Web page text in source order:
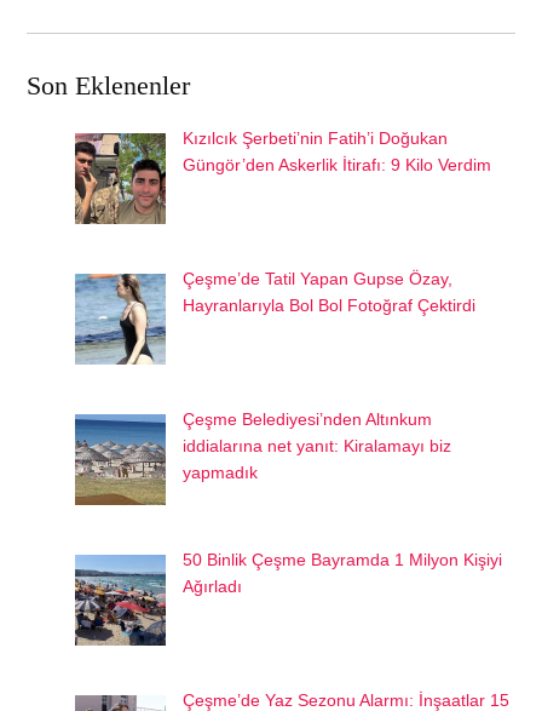
Son Eklenenler
Kızılcık Şerbeti’nin Fatih’i Doğukan
Güngör’den Askerlik İtirafı: 9 Kilo Verdim
Çeşme’de Tatil Yapan Gupse Özay,
Hayranlarıyla Bol Bol Fotoğraf Çektirdi
Çeşme Belediyesi’nden Altınkum
iddialarına net yanıt: Kiralamayı biz
yapmadık
50 Binlik Çeşme Bayramda 1 Milyon Kişiyi
Ağırladı
Çeşme’de Yaz Sezonu Alarmı: İnşaatlar 15